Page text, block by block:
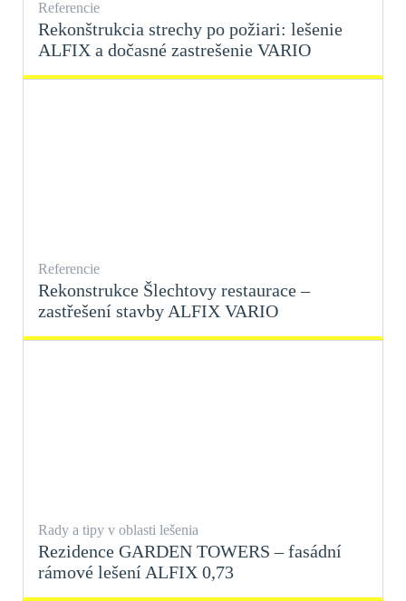
Referencie
Rekonštrukcia strechy po požiari: lešenie
ALFIX a dočasné zastrešenie VARIO
Referencie
Rekonstrukce Šlechtovy restaurace –
zastřešení stavby ALFIX VARIO
Rady a tipy v oblasti lešenia
Rezidence GARDEN TOWERS – fasádní
rámové lešení ALFIX 0,73